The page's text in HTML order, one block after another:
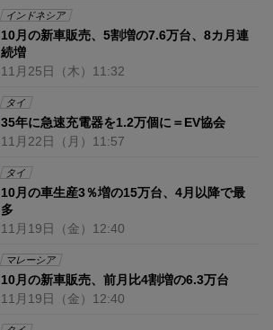
インドネシア
10月の新車販売、5割増の7.6万台、8カ月連
続増
11月25日 （木） 11:32
タイ
35年に急速充電器を1.2万個に＝EV協会
11月22日 （月） 11:57
タイ
10月の車生産3％増の15万台、4月以降で最
多
11月19日 （金） 12:40
マレーシア
10月の新車販売、前月比4割増の6.3万台
11月19日 （金） 12:40